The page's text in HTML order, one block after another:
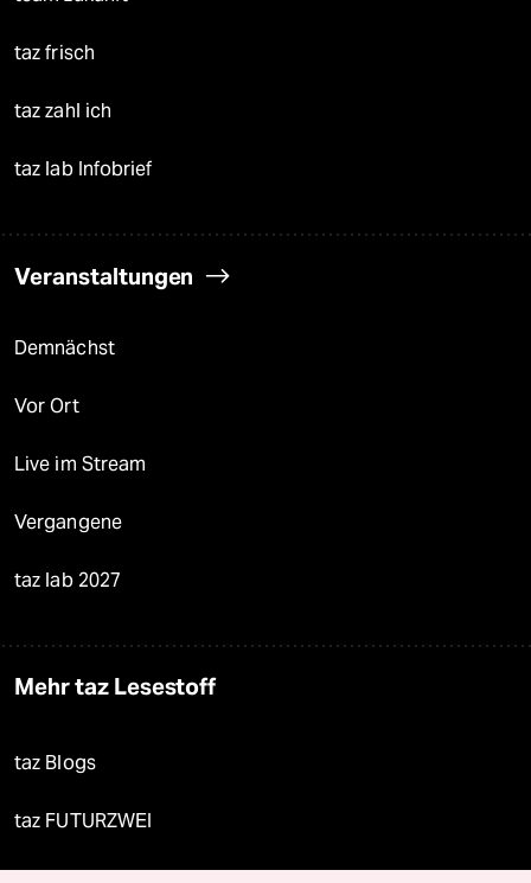
taz frisch
taz zahl ich
taz lab Infobrief
Veranstaltungen
Demnächst
Vor Ort
Live im Stream
Vergangene
taz lab 2027
Mehr taz Lesestoff
taz Blogs
taz FUTURZWEI